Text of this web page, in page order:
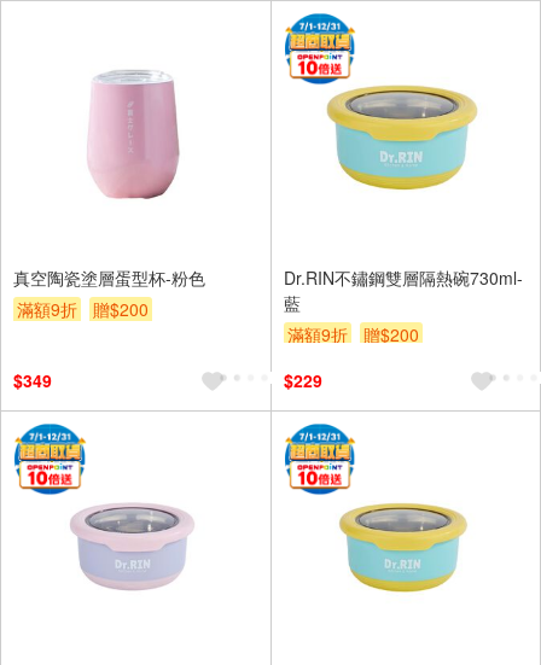
真空陶瓷塗層蛋型杯-粉色
滿額9折
贈$200
$349
Dr.RIN不鏽鋼雙層隔熱碗730ml-
藍
滿額9折
贈$200
$229